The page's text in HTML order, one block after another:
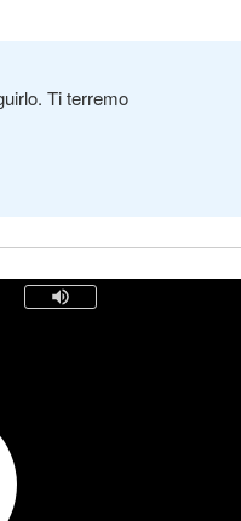
Ti terremo